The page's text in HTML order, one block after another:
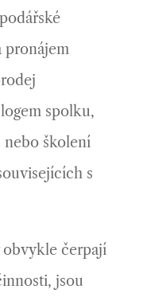
pronájem
spolku,
školení
s
čerpají
jsou